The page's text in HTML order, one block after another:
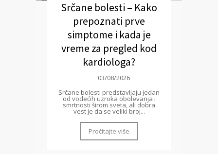
Srčane bolesti – Kako
prepoznati prve
simptome i kada je
vreme za pregled kod
kardiologa?
03/08/2026
Srčane bolesti predstavljaju jedan
od vodećih uzroka obolevanja i
smrtnosti širom sveta, ali dobra
vest je da se veliki broj...
Pročitajte više